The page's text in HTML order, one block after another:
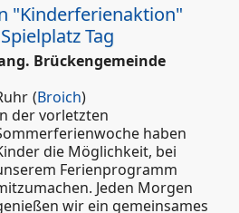
"Kinderferienaktion"
Tag
Brückengemeinde
(Broich)
der vorletzten
haben
die Möglichkeit, bei
Ferienprogramm
Jeden Morgen
wir ein gemeinsames